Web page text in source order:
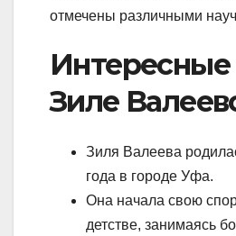
отмечены различными
Зиле
Зиля Валеева
года в городе Уфа.
Она начала свою
детстве, занимаясь